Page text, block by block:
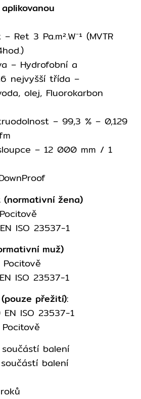
Ret 3 Pa.m².W⁻¹ (MVTR
– Hydrofobní a
nejvyšší třída –
olej, Fluorokarbon
– 99,3 % – 0,129
– 12 000 mm / 1
žena)
ISO 23537-1
muž)
ISO 23537-1
přežití):
ISO 23537-1
balení
balení